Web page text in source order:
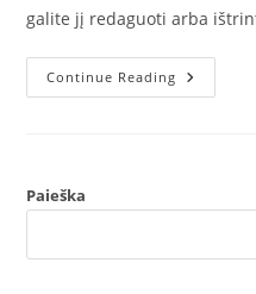
galite jį redaguoti arba
Continue Reading Pirmasis
Paieška